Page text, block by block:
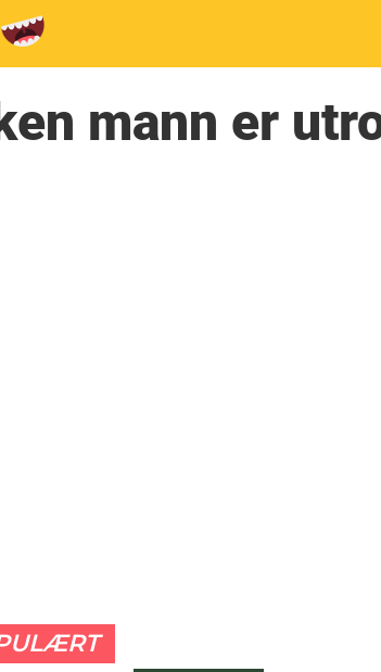
mann er